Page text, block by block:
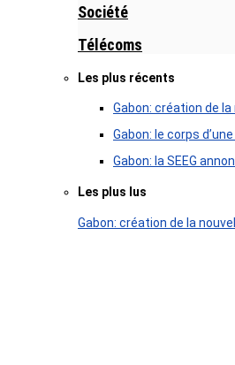
Société
Télécoms
Les plus récents
Gabon: création de
Gabon: le corps
Gabon: la SEEG
Les plus lus
Gabon: création de la